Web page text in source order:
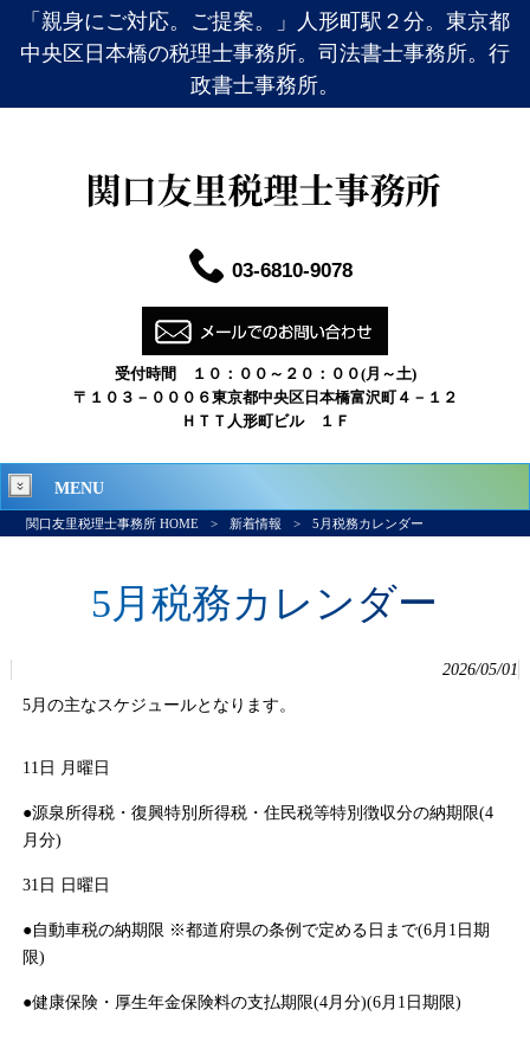
「親身にご対応。ご提案。」人形町駅２分。東京都
中央区日本橋の税理士事務所。司法書士事務所。行
政書士事務所。
03-6810-9078
受付時間 １０：００～２０：００(月～土)
〒１０３－０００６東京都中央区日本橋富沢町４－１２
ＨＴＴ人形町ビル １Ｆ
MENU
関口友里税理士事務所 HOME > 新着情報 > 5月税務カレンダー
5月税務カレンダー
2026/05/01
5月の主なスケジュールとなります。
11日 月曜日
●源泉所得税・復興特別所得税・住民税等特別徴収分の納期限(4
月分)
31日 日曜日
●自動車税の納期限 ※都道府県の条例で定める日まで(6月1日期
限)
●健康保険・厚生年金保険料の支払期限(4月分)(6月1日期限)